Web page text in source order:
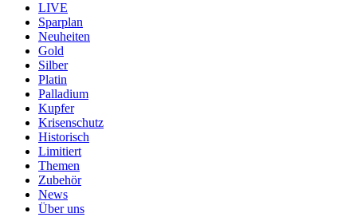
LIVE
Sparplan
Neuheiten
Gold
Silber
Platin
Palladium
Kupfer
Krisenschutz
Historisch
Limitiert
Themen
Zubehör
News
Über uns